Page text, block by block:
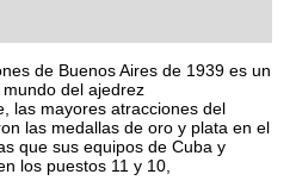
or already
FRITZ, you can
and with a
ever before.
de Buenos Aires de 1939 es un
del ajedrez
las mayores atracciones del
las medallas de oro y plata en el
que sus equipos de Cuba y
los puestos 11 y 10,